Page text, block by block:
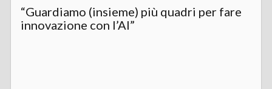
“Guardiamo (insieme) più quadri per fare
innovazione con l’AI”